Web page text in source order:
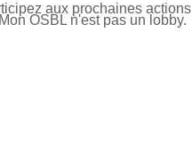
aux prochaines actions
OSBL n'est pas un lobby.